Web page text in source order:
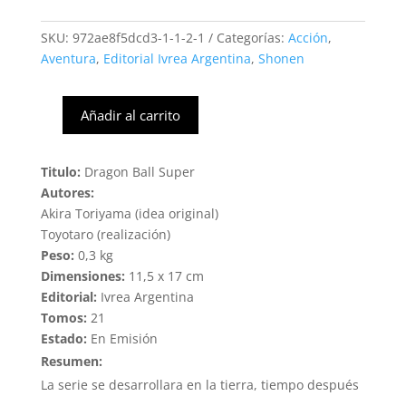
SKU: 972ae8f5dcd3-1-1-2-1 Categorías: Acción,
Aventura, Editorial Ivrea Argentina, Shonen
Dragon
Super
#04
(Ivrea
Arg)
cantidad
Añadir al carrito
Titulo: Dragon Ball Super
Autores:
Akira Toriyama (idea original)
Toyotaro (realización)
Peso: 0,3 kg
Dimensiones: 11,5 x 17 cm
Editorial: Ivrea Argentina
Tomos: 21
Estado: En Emisión
Resumen:
La serie se desarrollara en la tierra, tiempo después